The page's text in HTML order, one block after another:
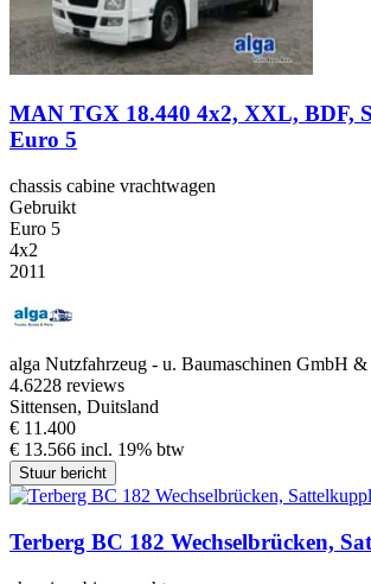
MAN TGX 18.440 4x2, XXL, BDF,
Euro 5
chassis cabine vrachtwagen
Gebruikt
Euro 5
4x2
2011
alga Nutzfahrzeug - u. Baumaschinen GmbH
4.6228 reviews
Sittensen, Duitsland
€ 11.400
€ 13.566 incl. 19% btw
Stuur bericht
Terberg BC 182 Wechselbrücken,